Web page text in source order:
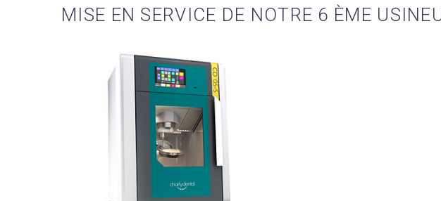
MISE EN SERVICE DE NOTRE 6 ÈME